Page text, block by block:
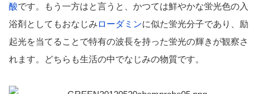
酸です。もう一方はと言うと、かつては鮮やかな蛍光色の入
浴剤としてもおなじみローダミンに似た蛍光分子であり、励
起光を当てることで特有の波長を持った蛍光の輝きが観察さ
れます。どちらも生活の中でなじみの物質です。